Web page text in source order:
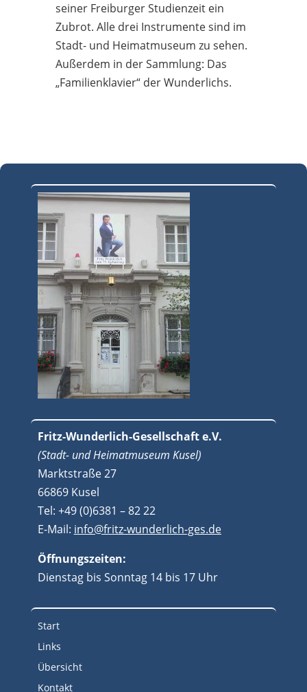
seiner Freiburger Studienzeit ein
Zubrot. Alle drei Instrumente sind im
Stadt- und Heimatmuseum zu sehen.
Außerdem in der Sammlung: Das
„Familienklavier“ der Wunderlichs.
Fritz-Wunderlich-Gesellschaft e.V.
(Stadt- und Heimatmuseum Kusel)
Marktstraße 27
66869 Kusel
Tel: +49 (0)6381 – 82 22
E-Mail: info@fritz-wunderlich-ges.de
Öffnungszeiten:
Dienstag bis Sonntag 14 bis 17 Uhr
Start
Links
Übersicht
Kontakt